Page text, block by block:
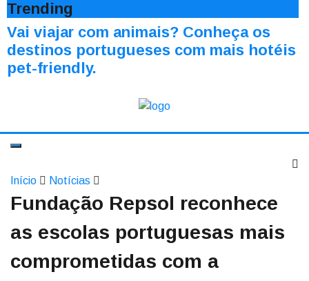
Trending
Vai viajar com animais? Conheça os
destinos portugueses com mais hotéis
pet-friendly.
Início Notícias
Fundação Repsol reconhece
as escolas portuguesas mais
comprometidas com a